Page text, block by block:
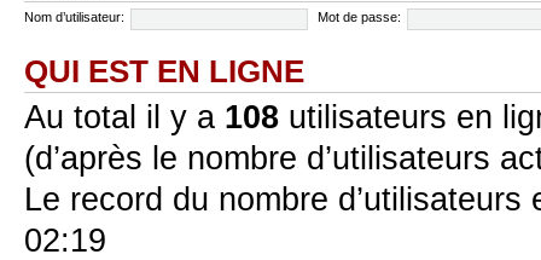
Nom d’utilisateur:
Mot de passe:
QUI EST EN LIGNE
Au total il y a 108 utilisateurs en
(d’après le nombre d’utilisateurs
Le record du nombre
02:19